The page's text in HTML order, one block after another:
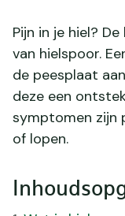
Pijn in je hiel?
van hielspoor.
de peesplaat
deze een
symptomen zijn
of lopen.